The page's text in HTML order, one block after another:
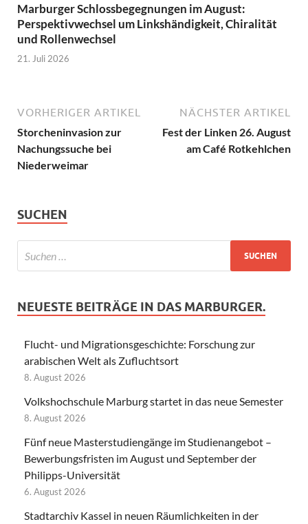
Marburger Schlossbegegnungen im August:
Perspektivwechsel um Linkshändigkeit, Chiralität
und Rollenwechsel
21. Juli 2026
VORHERIGER ARTIKEL
Storcheninvasion zur
Nachungssuche bei
Niederweimar
NÄCHSTER ARTIKEL
Fest der Linken 26. August
am Café Rotkehlchen
SUCHEN
NEUESTE BEITRÄGE IN DAS MARBURGER.
Flucht- und Migrationsgeschichte: Forschung zur
arabischen Welt als Zufluchtsort
8. August 2026
Volkshochschule Marburg startet in das neue Semester
8. August 2026
Fünf neue Masterstudiengänge im Studienangebot –
Bewerbungsfristen im August und September der
Philipps-Universität
6. August 2026
Stadtarchiv Kassel in neuen Räumlichkeiten in der